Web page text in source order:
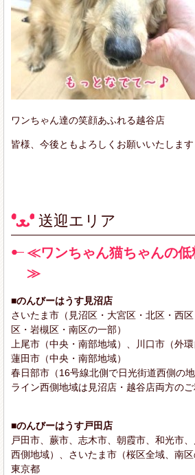
ワンちゃん達の笑顔あふれる越谷店
皆様、今後ともよろしくお願いいたします
送迎エリア
≪ワンちゃん猫ちゃんの低
≫
■のんびーはうす見沼店
さいたま市（見沼区・大宮区・北区・西
区・岩槻区・南区の一部）
上尾市（中央・南部地域）、川口市（外
蓮田市（中央・南部地域）
春日部市（16号線北側で日光街道西側の
ライン西側地域は見沼店・越谷店両方のご
■のんびーはうす戸田店
戸田市、蕨市、志木市、朝霞市、和光市
西側地域）、さいたま市（桜区全域、南区
東京都